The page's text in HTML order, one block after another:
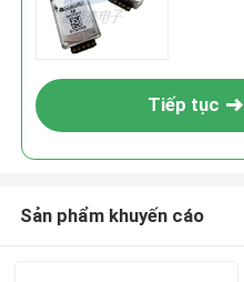
Tiếp tục
Sản phẩm khuyến cáo